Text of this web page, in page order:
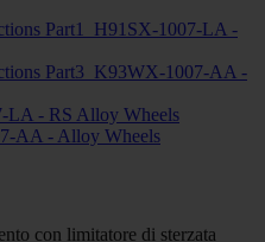
Part1_H91SX-1007-LA -
Part3_K93WX-1007-AA -
LA - RS Alloy Wheels
AA - Alloy Wheels
con limitatore di sterzata